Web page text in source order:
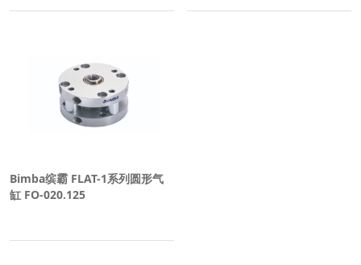
Bimba缤霸 FLAT-1系列圆形气
缸 FO-020.125